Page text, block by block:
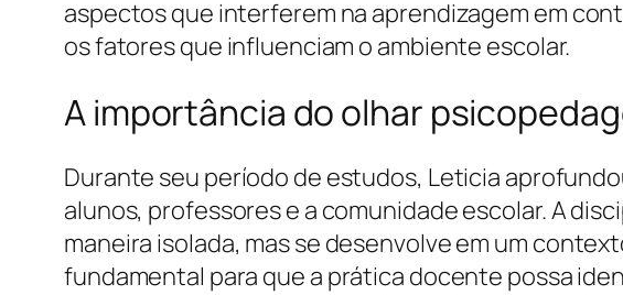
aspectos que interferem na aprendizagem em
os fatores que influenciam o ambiente escolar.
A importância do olhar
Durante seu período de estudos, Leticia
alunos, professores e a comunidade escolar. A
maneira isolada, mas se desenvolve em um
fundamental para que a prática docente possa